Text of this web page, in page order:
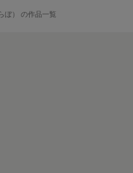
） の作品一覧